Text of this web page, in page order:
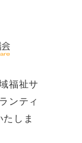
福祉サ
ンティ
しま